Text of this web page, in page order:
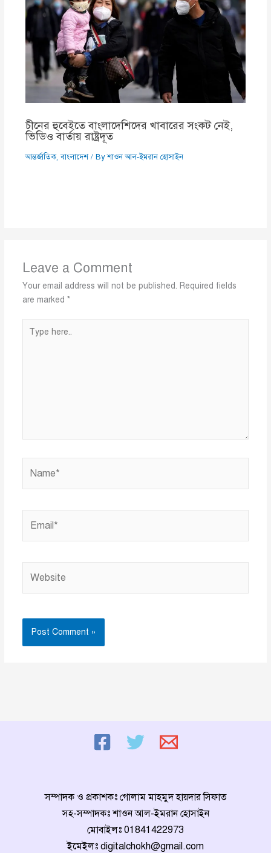
চীনের হুবেইতে বাংলাদেশিদের খাবারের সংকট নেই,
ভিডিও বার্তায় রাষ্ট্রদূত
আন্তর্জাতিক,বাংলাদেশ/ Byশাওন আল-ইমরান হোসাইন
Leave a Comment
Your email address will not be published. Required fields
are marked *
here..
সম্পাদক ও প্রকাশকঃ গোলাম মাহমুদ হায়দার সিফাত
সহ-সম্পাদকঃ শাওন আল-ইমরান হোসাইন
মোবাইলঃ 01841422973
ইমেইলঃ digitalchokh@gmail.com